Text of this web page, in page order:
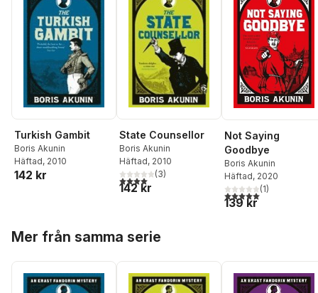
Turkish Gambit
Boris Akunin
Häftad, 2010
142 kr
State Counsellor
Boris Akunin
Häftad, 2010
4,0utav 5 stjärnor. Totalt antal röster:
(3)
142 kr
Not Saying
Goodbye
Boris Akunin
Häftad, 2020
5,0utav 5 stjärnor.
(1)
139 kr
Mer från samma serie